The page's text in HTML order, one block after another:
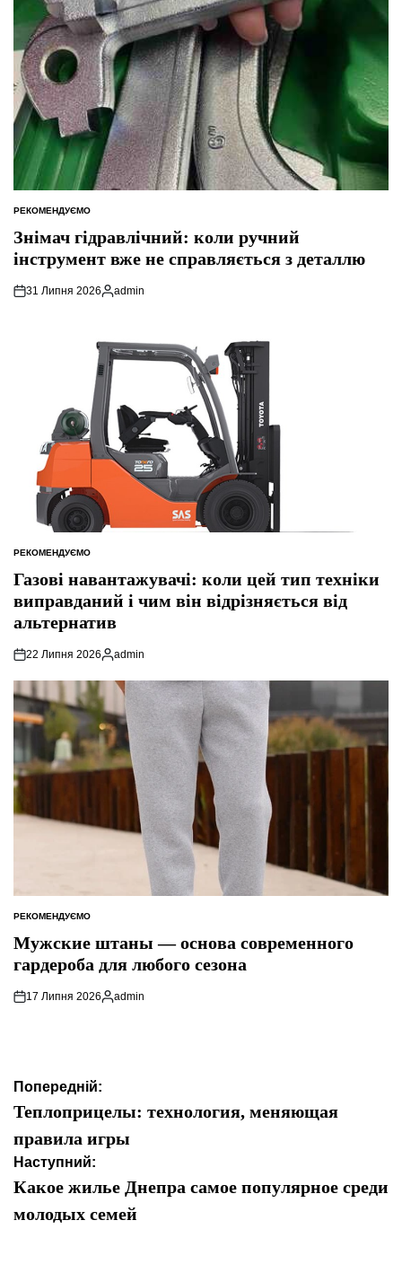
ОПУБЛІКУВАТИ
РЕКОМЕНДУЄМО
Знімач гідравлічний: коли ручний
інструмент вже не справляється з деталлю
31 Липня 2026
Опубліковано
admin
ОПУБЛІКУВАТИ
РЕКОМЕНДУЄМО
Газові навантажувачі: коли цей тип техніки
виправданий і чим він відрізняється від
альтернатив
22 Липня 2026
Опубліковано
admin
ОПУБЛІКУВАТИ
РЕКОМЕНДУЄМО
Мужские штаны — основа современного
гардероба для любого сезона
17 Липня 2026
Опубліковано
admin
Навігація
записів
Попередній:
Теплоприцелы: технология, меняющая
правила игры
Наступний:
Какое жилье Днепра самое популярное среди
молодых семей